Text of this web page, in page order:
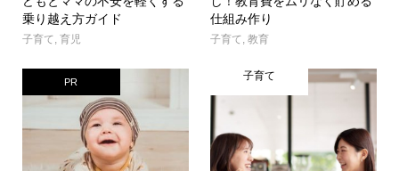
乗り越え方ガイド
子育て, 育児
仕組み作り
子育て,教育
PR 子育て